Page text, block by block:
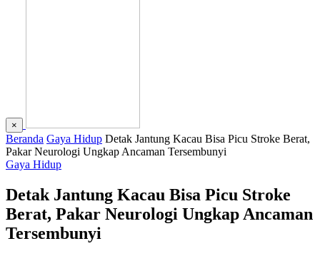
×
Beranda Gaya Hidup Detak Jantung Kacau Bisa Picu Stroke Berat,
Pakar Neurologi Ungkap Ancaman Tersembunyi
Gaya Hidup
Detak Jantung Kacau Bisa Picu Stroke
Berat, Pakar Neurologi Ungkap Ancaman
Tersembunyi